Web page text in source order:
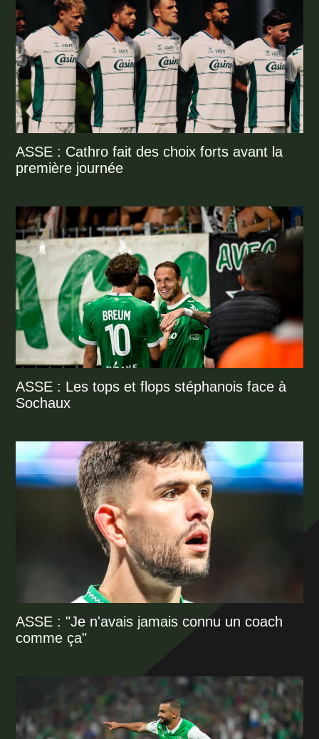
ASSE : Cathro fait des choix forts avant la
première journée
ASSE : Les tops et flops stéphanois face à
Sochaux
ASSE : "Je n'avais jamais connu un coach
comme ça"